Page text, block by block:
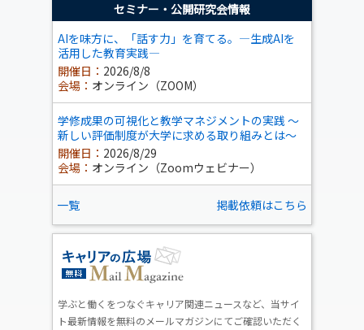
セミナー・公開研究会情報
AIを味方に、「話す力」を育てる。―生成AIを
活用した教育実践―
開催日： 2026/8/8
会場： オンライン（ZOOM）
学修成果の可視化と教学マネジメントの実践 ～
新しい評価制度が大学に求める取り組みとは～
開催日： 2026/8/29
会場： オンライン（Zoomウェビナー）
一覧 掲載依頼はこちら
学ぶと働くをつなぐキャリア関連ニュースなど、当サイ
ト最新情報を無料のメールマガジンにてご確認いただく